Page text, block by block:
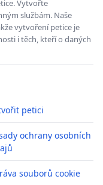
Vytvořte
službám. Naše
vytvoření petice je
i těch, kteří o daných
petici
ochrany osobních
souborů cookie